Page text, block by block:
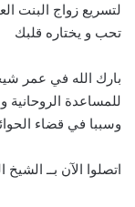
لتسريع زواج البنت
تحب و يختاره قلبك
بارك الله في عمر
للمساعدة الروحانية
وسببا في قضاء
اتصلوا الآن بــ